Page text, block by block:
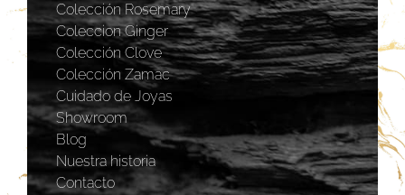
Colección Rosemary
Coleccion Ginger
Colección Clove
Colección Zamac
Cuidado de Joyas
Showroom
Blog
Nuestra historia
Contacto